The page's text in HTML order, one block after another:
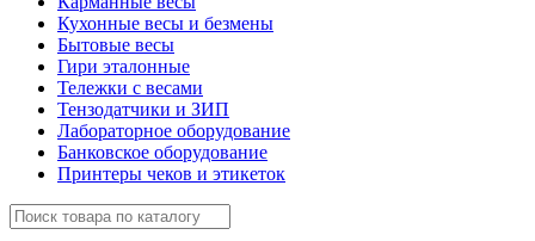
Кухонные весы и безмены
Бытовые весы
Гири эталонные
Тележки с весами
Тензодатчики и ЗИП
Лабораторное оборудование
Банковское оборудование
Принтеры чеков и этикеток